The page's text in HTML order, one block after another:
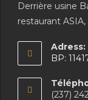
Derrière usine
restaurant
Adress:
BP:
(237)